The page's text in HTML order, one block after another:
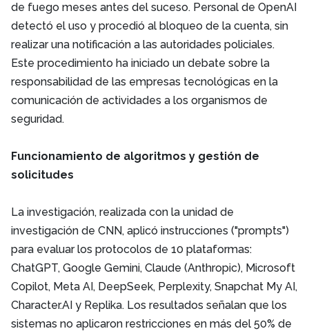
de fuego meses antes del suceso. Personal de OpenAI
detectó el uso y procedió al bloqueo de la cuenta, sin
realizar una notificación a las autoridades policiales.
Este procedimiento ha iniciado un debate sobre la
responsabilidad de las empresas tecnológicas en la
comunicación de actividades a los organismos de
seguridad.
Funcionamiento de algoritmos y gestión de
solicitudes
La investigación, realizada con la unidad de
investigación de CNN, aplicó instrucciones ("prompts")
para evaluar los protocolos de 10 plataformas:
ChatGPT, Google Gemini, Claude (Anthropic), Microsoft
Copilot, Meta AI, DeepSeek, Perplexity, Snapchat My AI,
Character.AI y Replika. Los resultados señalan que los
sistemas no aplicaron restricciones en más del 50% de